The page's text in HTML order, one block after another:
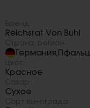
Reichsrat Von Buhl
Германия, Пфальц
Красное
Сухое